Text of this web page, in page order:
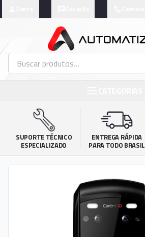
SUPORTE TÉCNICO
ESPECIALIZADO
ENTREGA RÁPIDA
PARA TODO BRASIL